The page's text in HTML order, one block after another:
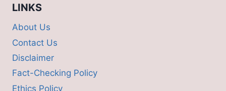
LINKS
About Us
Contact Us
Disclaimer
Fact-Checking Policy
Ethics Policy